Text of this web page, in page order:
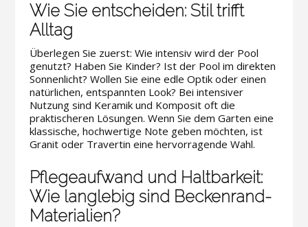
Wie Sie entscheiden: Stil trifft
Alltag
Überlegen Sie zuerst: Wie intensiv wird der Pool
genutzt? Haben Sie Kinder? Ist der Pool im direkten
Sonnenlicht? Wollen Sie eine edle Optik oder einen
natürlichen, entspannten Look? Bei intensiver
Nutzung sind Keramik und Komposit oft die
praktischeren Lösungen. Wenn Sie dem Garten eine
klassische, hochwertige Note geben möchten, ist
Granit oder Travertin eine hervorragende Wahl.
Pflegeaufwand und Haltbarkeit:
Wie langlebig sind Beckenrand-
Materialien?